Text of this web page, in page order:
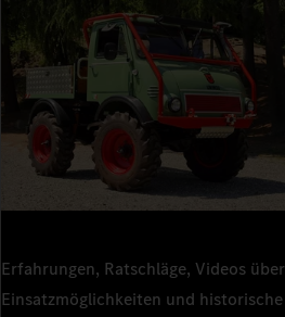
Mercedes-Benz Trucks.
Erfahrungen, Ratschläge, Videos über
Einsatzmöglichkeiten und historische